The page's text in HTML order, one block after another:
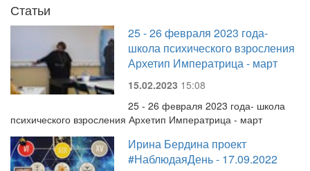
Статьи
25 - 26 февраля 2023 года-
школа психического взросления
Архетип Императрица - март
15.02.2023 15:08
25 - 26 февраля 2023 года- школа
психического взросления Архетип Императрица - март
Ирина Бердина проект
#НаблюдаяДень - 17.09.2022